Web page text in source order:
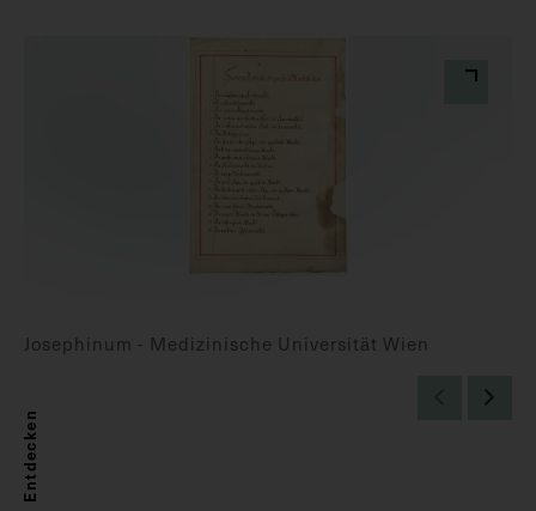
Josephinum - Medizinische Universität Wien
Entdecken